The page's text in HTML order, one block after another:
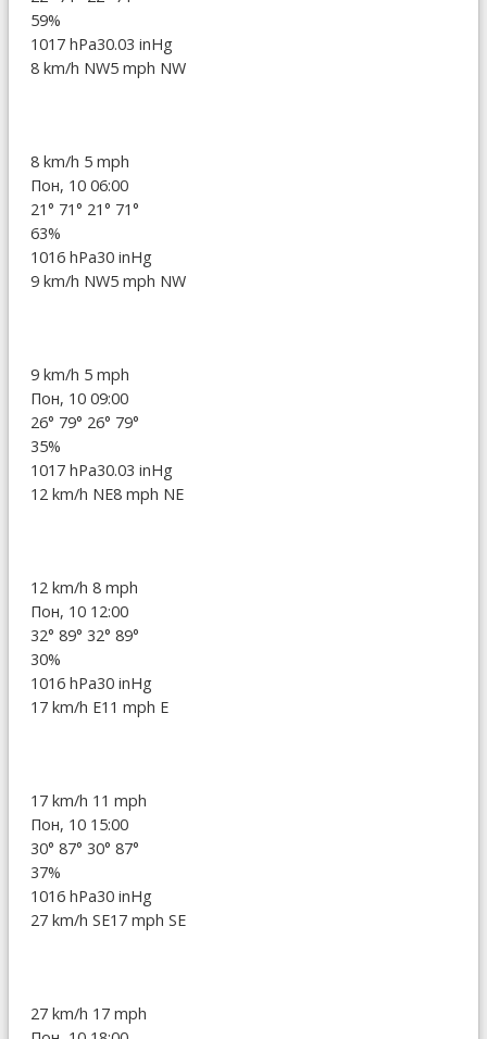
59%
1017 hPa30.03 inHg
8 km/h NW5 mph NW
8 km/h 5 mph
Пон, 10 06:00
21° 71° 21° 71°
63%
1016 hPa30 inHg
9 km/h NW5 mph NW
9 km/h 5 mph
Пон, 10 09:00
26° 79° 26° 79°
35%
1017 hPa30.03 inHg
12 km/h NE8 mph NE
12 km/h 8 mph
Пон, 10 12:00
32° 89° 32° 89°
30%
1016 hPa30 inHg
17 km/h E11 mph E
17 km/h 11 mph
Пон, 10 15:00
30° 87° 30° 87°
37%
1016 hPa30 inHg
27 km/h SE17 mph SE
27 km/h 17 mph